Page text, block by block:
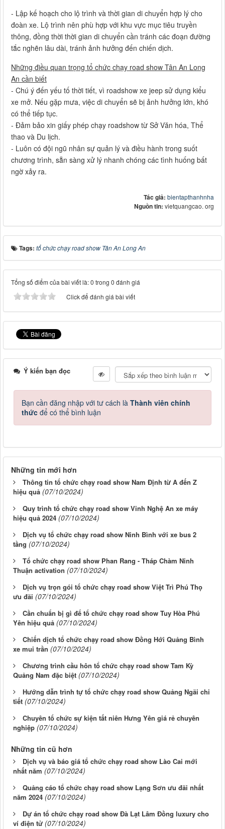
- Lập kế hoạch cho lộ trình và thời gian di chuyển hợp lý cho
đoàn xe. Lộ trình nên phù hợp với khu vực mục tiêu truyền
thông, đồng thời thời gian di chuyển cần tránh các đoạn đường
tắc nghẽn lâu dài, tránh ảnh hưởng đến chiến dịch.
Những điều quan trọng tổ chức chạy road show Tân An Long
An cần biết
- Chú ý đến yếu tố thời tiết, vì roadshow xe jeep sử dụng kiểu
xe mở. Nếu gặp mưa, việc di chuyển sẽ bị ảnh hưởng lớn, khó
có thể tiếp tục.
- Đảm bảo xin giấy phép chạy roadshow từ Sở Văn hóa, Thể
thao và Du lịch.
- Luôn có đội ngũ nhân sự quản lý và điều hành trong suốt
chương trình, sẵn sàng xử lý nhanh chóng các tình huống bất
ngờ xảy ra.
Tác giả: bientapthanhnha
Nguồn tin: vietquangcao. org
Tags: tổ chức chạy road show Tân An Long An
Tổng số điểm của bài viết là: 0 trong 0 đánh giá
Click để đánh giá bài viết
Ý kiến bạn đọc
Bạn cần đăng nhập với tư cách là Thành viên chính
thức để có thể bình luận
Những tin mới hơn
Thông tin tổ chức chạy road show Nam Định từ A đến Z
hiệu quả (07/10/2024)
Quy trình tổ chức chạy road show Vinh Nghệ An xe máy
hiệu quả 2024 (07/10/2024)
Dịch vụ tổ chức chạy road show Ninh Bình với xe bus 2
tầng (07/10/2024)
Tổ chức chạy road show Phan Rang - Tháp Chàm Ninh
Thuận activation (07/10/2024)
Dịch vụ trọn gói tổ chức chạy road show Việt Trì Phú Thọ
ưu đãi (07/10/2024)
Cần chuẩn bị gì để tổ chức chạy road show Tuy Hòa Phú
Yên hiệu quả (07/10/2024)
Chiến dịch tổ chức chạy road show Đồng Hới Quảng Bình
xe mui trần (07/10/2024)
Chương trình cầu hôn tổ chức chạy road show Tam Kỳ
Quảng Nam đặc biệt (07/10/2024)
Hướng dẫn trình tự tổ chức chạy road show Quảng Ngãi chi
tiết (07/10/2024)
Chuyên tổ chức sự kiện tất niên Hưng Yên giá rẻ chuyên
nghiệp (07/10/2024)
Những tin cũ hơn
Dịch vụ và báo giá tổ chức chạy road show Lào Cai mới
nhất năm (07/10/2024)
Quảng cáo tổ chức chạy road show Lạng Sơn ưu đãi nhất
năm 2024 (07/10/2024)
Dự án tổ chức chạy road show Đà Lạt Lâm Đồng luxury cho
ví điện tử (07/10/2024)